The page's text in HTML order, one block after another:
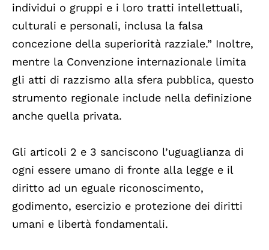
individui o gruppi e i loro tratti intellettuali,
culturali e personali, inclusa la falsa
concezione della superiorità razziale.” Inoltre,
mentre la Convenzione internazionale limita
gli atti di razzismo alla sfera pubblica, questo
strumento regionale include nella definizione
anche quella privata.
Gli articoli 2 e 3 sanciscono l’uguaglianza di
ogni essere umano di fronte alla legge e il
diritto ad un eguale riconoscimento,
godimento, esercizio e protezione dei diritti
umani e libertà fondamentali.